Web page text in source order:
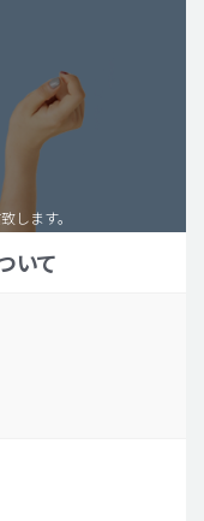
します。
いて